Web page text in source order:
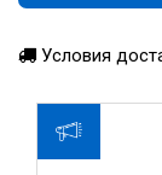
Условия